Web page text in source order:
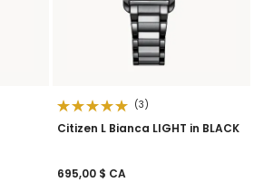
(3)
Citizen L Bianca LIGHT in BLACK
695,00 $ CA